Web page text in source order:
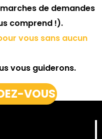
de demandes
comprend !).
vous sans aucun
vous guiderons.
VOUS